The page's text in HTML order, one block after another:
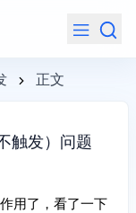
正文
触发）问题
用了，看了一下